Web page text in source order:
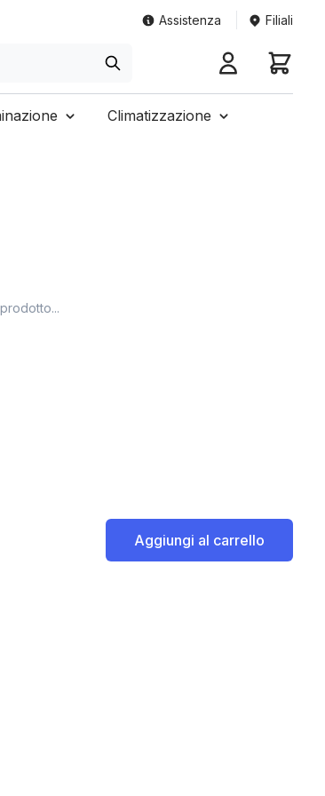
Assistenza Filiali
Climatizzazione
Aggiungi al carrello